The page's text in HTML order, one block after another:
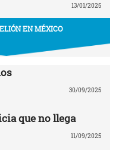
13/01/2025
EN MÉXICO
30/09/2025
que no llega
11/09/2025